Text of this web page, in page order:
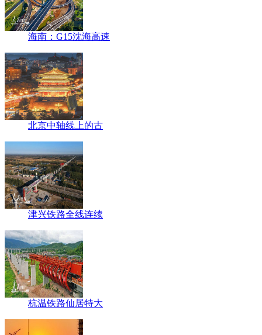
海南：G15沈海高速
北京中轴线上的古
津兴铁路全线连续
杭温铁路仙居特大